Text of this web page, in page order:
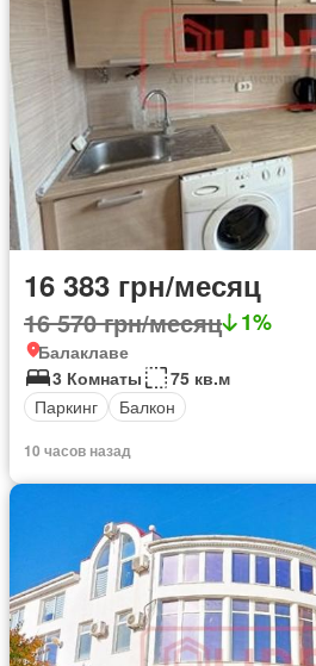
16 383 грн/месяц
16 570 грн/месяц 1%
Балаклаве
3 Комнаты
75 кв.м
Паркинг
Балкон
10 часов назад